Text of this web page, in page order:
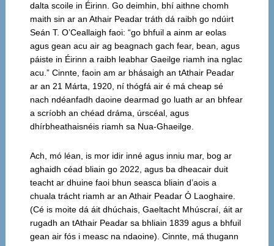
dalta scoile in Éirinn. Go deimhin, bhí aithne chomh
maith sin ar an Athair Peadar tráth dá raibh go ndúirt
Seán T. O’Ceallaigh faoi: “go bhfuil a ainm ar eolas
agus gean acu air ag beagnach gach fear, bean, agus
páiste in Éirinn a raibh leabhar Gaeilge riamh ina nglac
acu.” Cinnte, faoin am ar bhásaigh an tAthair Peadar
ar an 21 Márta, 1920, ní thógfá air é má cheap sé
nach ndéanfadh daoine dearmad go luath ar an bhfear
a scríobh an chéad dráma, úrscéal, agus
dhírbheathaisnéis riamh sa Nua-Ghaeilge.
Ach, mó léan, is mor idir inné agus inniu mar, bog ar
aghaidh céad bliain go 2022, agus ba dheacair duit
teacht ar dhuine faoi bhun seasca bliain d’aois a
chuala trácht riamh ar an Athair Peadar Ó Laoghaire.
(Cé is moite dá áit dhúchais, Gaeltacht Mhúscraí, áit ar
rugadh an tAthair Peadar sa bhliain 1839 agus a bhfuil
gean air fós i measc na ndaoine). Cinnte, má thugann